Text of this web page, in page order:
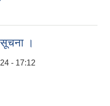
सूचना ।
- 17:12